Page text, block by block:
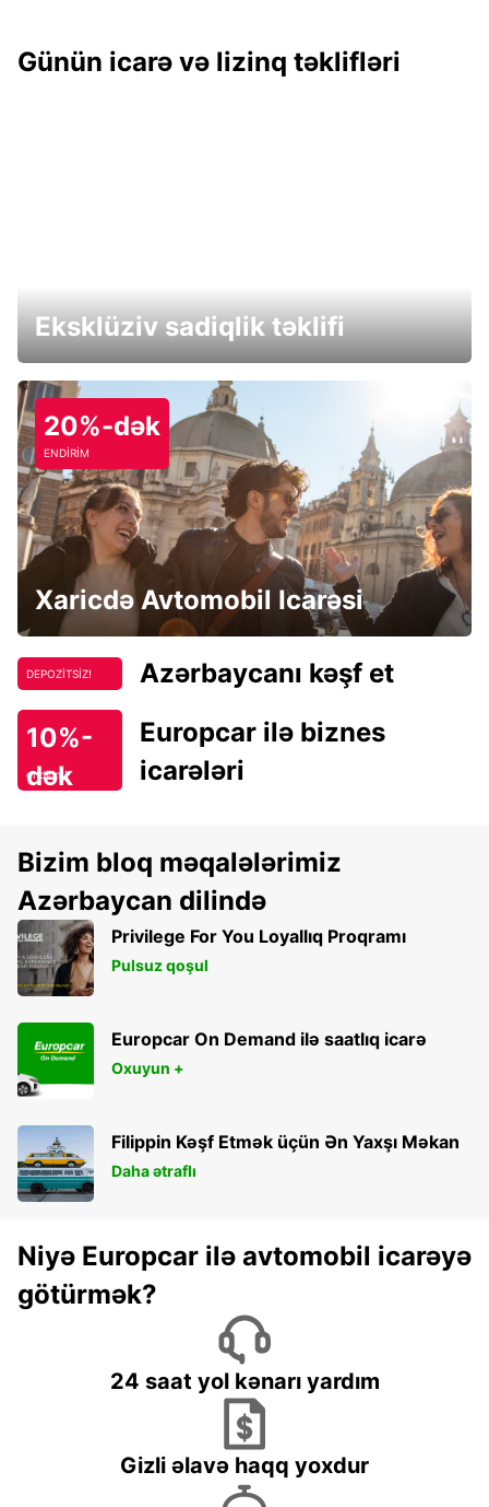
Günün icarə və lizinq təklifləri
Eksklüziv sadiqlik təklifi
20%-dək
ENDİRİM
Xaricdə Avtomobil Icarəsi
DEPOZİTSİZ! Azərbaycanı kəşf et
10%-
dək
endirim!
Europcar ilə biznes
icarələri
Bizim bloq məqalələrimiz
Azərbaycan dilində
Privilege For You Loyallıq Proqramı
Pulsuz qoşul
Europcar On Demand ilə saatlıq icarə
Oxuyun +
Filippin Kəşf Etmək üçün Ən Yaxşı Məkan
Daha ətraflı
Niyə Europcar ilə avtomobil icarəyə
götürmək?
24 saat yol kənarı yardım
Gizli əlavə haqq yoxdur